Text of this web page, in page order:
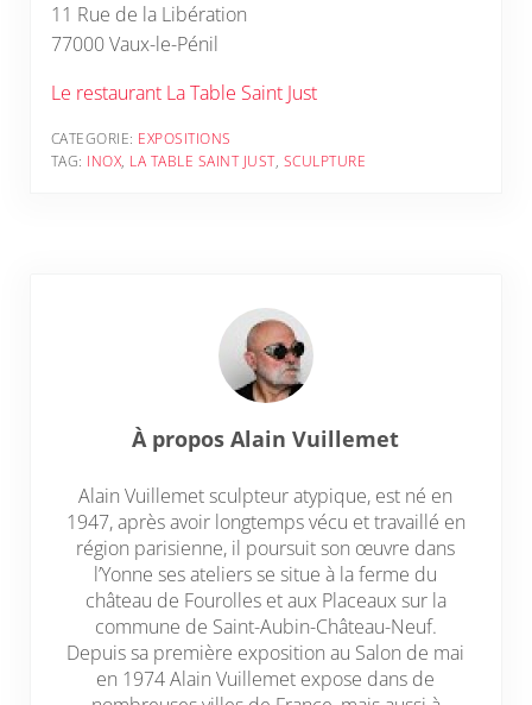
11 Rue de la Libération
77000 Vaux-le-Pénil
Le restaurant La Table Saint Just
CATEGORIE: EXPOSITIONS
TAG: INOX, LA TABLE SAINT JUST, SCULPTURE
À proposAlain Vuillemet
Alain Vuillemet sculpteur atypique, est né en
1947, après avoir longtemps vécu et travaillé en
région parisienne, il poursuit son œuvre dans
l’Yonne ses ateliers se situe à la ferme du
château de Fourolles et aux Placeaux sur la
commune de Saint-Aubin-Château-Neuf.
Depuis sa première exposition au Salon de mai
en 1974 Alain Vuillemet expose dans de